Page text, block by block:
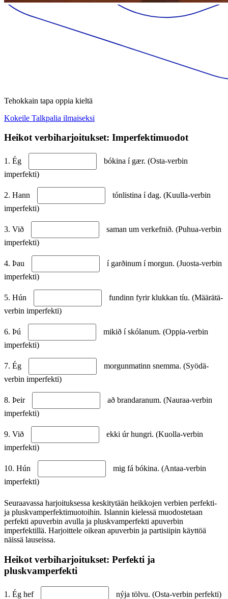
Tehokkain tapa oppia kieltä
Kokeile Talkpalia ilmaiseksi
Heikot verbiharjoitukset: Imperfektimuodot
1. Ég
bókina í gær. (Osta-verbin
imperfekti)
2. Hann
tónlistina í dag. (Kuulla-verbin
imperfekti)
3. Við
saman um verkefnið. (Puhua-verbin
imperfekti)
4. Þau
í garðinum í morgun. (Juosta-verbin
imperfekti)
5. Hún
fundinn fyrir klukkan tíu. (Määrätä-
verbin imperfekti)
6. Þú
mikið í skólanum. (Oppia-verbin
imperfekti)
7. Ég
morgunmatinn snemma. (Syödä-
verbin imperfekti)
8. Þeir
að brandaranum. (Nauraa-verbin
imperfekti)
9. Við
ekki úr hungri. (Kuolla-verbin
imperfekti)
10. Hún
mig fá bókina. (Antaa-verbin
imperfekti)
Seuraavassa harjoituksessa keskitytään heikkojen verbien perfekti-
ja pluskvamperfektimuotoihin. Islannin kielessä muodostetaan
perfekti apuverbin avulla ja pluskvamperfekti apuverbin
imperfektillä. Harjoittele oikean apuverbin ja partisiipin käyttöä
näissä lauseissa.
Heikot verbiharjoitukset: Perfekti ja
pluskvamperfekti
1. Ég hef nýja tölvu. (Osta-verbin perfekti)